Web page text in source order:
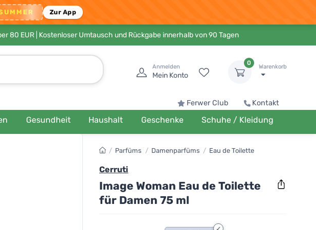
Zur App
80 EUR | Kostenloser Umtausch und Rückgabe innerhalb von 90 Tagen
Anmelden
Mein Konto
0
Warenkorb
Ferwer Club Kontakt
Gesundheit Haushalt Geschenke Schuhe / Kleidung
/ Parfüms / Damenparfüms / Eau de Toilette
Cerruti
Image Woman Eau de Toilette
für Damen 75 ml